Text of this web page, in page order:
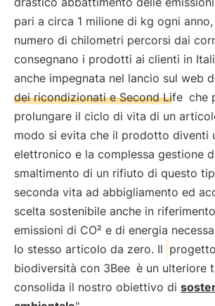
pari a circa 1 milione di kg ogni
numero di chilometri percorsi dai
consegnano i prodotti ai clienti in
anche impegnata nel lancio sul web
dei ricondizionati e Second Life che
prolungare il ciclo di vita di un
modo si evita che il prodotto diventi
elettronico e la complessa gestione
smaltimento di un rifiuto di questo
seconda vita ad abbigliamento ed
scelta sostenibile anche in
emissioni di CO² e di energia
lo stesso articolo da zero. Il
biodiversità con 3Bee è un ulteriore
consolida il nostro obiettivo di